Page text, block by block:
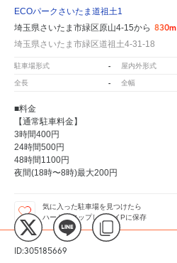
ECOパークさいたま道祖土1
埼玉県さいたま市緑区原山4-15から 830m
埼玉県さいたま市緑区道祖土4-31-18
駐車場形式 - 屋内外形式
全長 - 全幅
■料金
【通常駐車料金】
3時間400円
24時間500円
48時間1100円
夜間(18時〜8時)最大200円
気に入った駐車場を見つけたら
ハートをタップしてマイPに保存
ID:305185669